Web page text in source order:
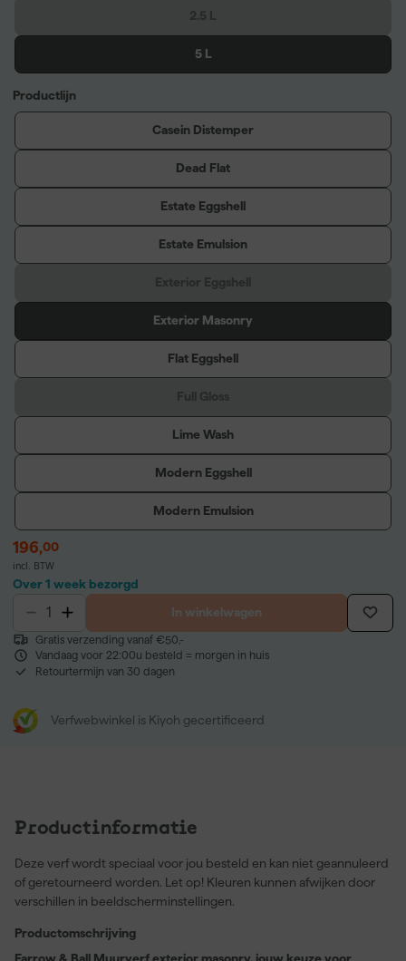
5 L
Productlijn
Casein Distemper
Dead Flat
Estate Eggshell
Estate Emulsion
Exterior Masonry
Flat Eggshell
Lime Wash
Modern Eggshell
Modern Emulsion
196,00
incl. BTW
Over 1 week bezorgd
In winkelwagen
Gratis verzending vanaf €50,-
Vandaag voor 22:00u besteld = morgen in huis
Retourtermijn van 30 dagen
Verfwebwinkel is Kiyoh gecertificeerd
Productinformatie
Deze verf wordt speciaal voor jou besteld en kan niet geannuleerd
of geretourneerd worden. Let op! Kleuren kunnen afwijken door
verschillen in beeldscherminstellingen.
Productomschrijving
Farrow & Ball Muurverf exterior masonry, jouw keuze voor